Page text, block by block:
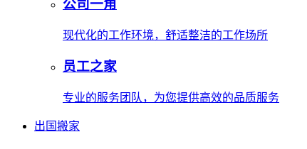
公司一角
现代化的工作环境，舒适整洁的工作场所
员工之家
专业的服务团队，为您提供高效的品质服务
出国搬家